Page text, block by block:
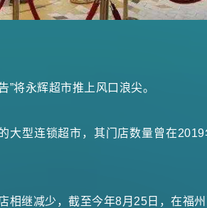
”将永辉超市推上风口浪尖。
大型连锁超市，其门店数量曾在
相继减少，截至今年8月25日，在福